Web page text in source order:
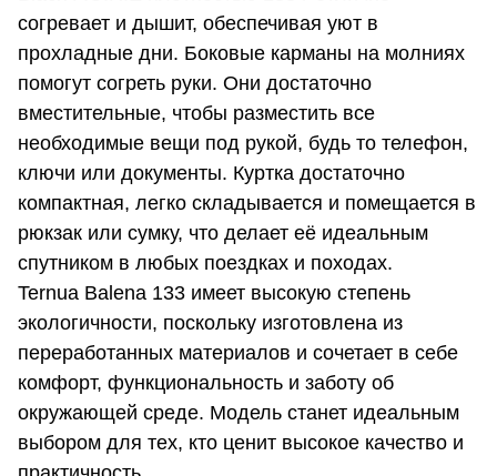
согревает и дышит, обеспечивая уют в
прохладные дни. Боковые карманы на молниях
помогут согреть руки. Они достаточно
вместительные, чтобы разместить все
необходимые вещи под рукой, будь то телефон,
ключи или документы. Куртка достаточно
компактная, легко складывается и помещается в
рюкзак или сумку, что делает её идеальным
спутником в любых поездках и походах.
Ternua Balena 133 имеет высокую степень
экологичности, поскольку изготовлена из
переработанных материалов и сочетает в себе
комфорт, функциональность и заботу об
окружающей среде. Модель станет идеальным
выбором для тех, кто ценит высокое качество и